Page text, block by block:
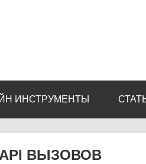
ИНСТРУМЕНТЫ
API ВЫЗОВОВ